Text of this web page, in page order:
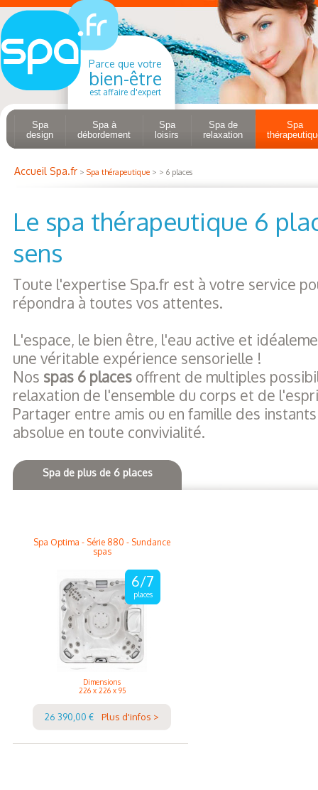
Parce que votre
bien-être
est affaire d'expert
Spa
design
Spa à
débordement
Spa
loisirs
Spa de
relaxation
Spa
Accueil Spa.fr > Spa thérapeutique > > 6 places
Le spa thérapeutique 6
sens
Toute l'expertise Spa.fr est à votre service
répondra à toutes vos attentes.
L'espace, le bien être, l'eau active et
une véritable expérience sensorielle !
Nos spas 6 places offrent de multiples
relaxation de l'ensemble du corps et de
Partager entre amis ou en famille des
absolue en toute convivialité.
Spa de plus de 6 places
Spa Optima - Série 880 - Sundance
spas
6/7
places
Dimensions
226 x 226 x 95
26 390,00 € Plus d'infos >